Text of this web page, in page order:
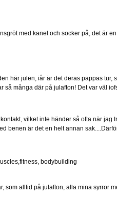
med kanel och socker på, det är
här julen, iår är det deras pappas tur,
så många där på julafton! Det var väl
vilket inte händer så ofta när
benen är det en helt annan
som alltid på julafton, alla mina syrror